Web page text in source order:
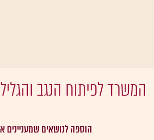
המשרד לפיתוח הנגב והגליל